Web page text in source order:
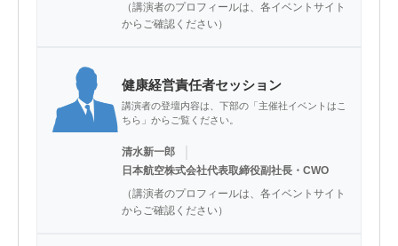
（講演者のプロフィールは、各イベントサイト
からご確認ください）
健康経営責任者セッション
講演者の登壇内容は、下部の「主催社イベントはこ
ちら」からご覧ください。
清水新一郎
日本航空株式会社代表取締役副社長・CWO
（講演者のプロフィールは、各イベントサイト
からご確認ください）